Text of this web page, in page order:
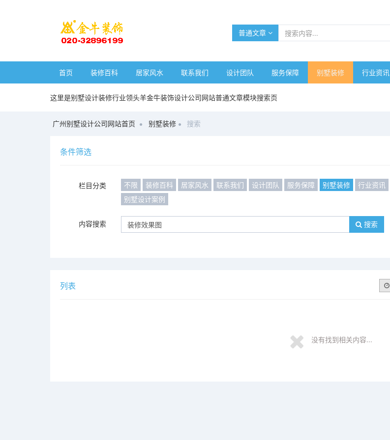
普通文章
首页 装修百科 居家风水 联系我们 设计团队 服务保障 别墅装修 行业资讯
这里是别墅设计装修行业领头羊金牛装饰设计公司网站普通文章模块搜索页
广州别墅设计公司网站首页 别墅装修 搜索
条件筛选
栏目分类 不限 装修百科 居家风水 联系我们 设计团队 服务保障 别墅装修 行业资讯
别墅设计案例
内容搜索 搜索
列表
没有找到相关内容...